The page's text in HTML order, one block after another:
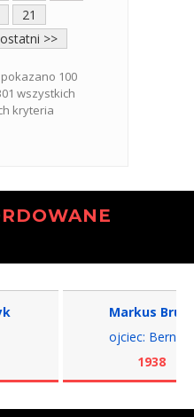
21
ostatni >>
100
wszystkich
kryteria
ojciec: Bernard